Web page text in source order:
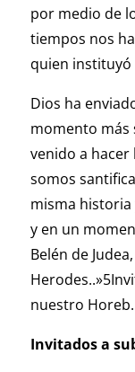
por medio de
tiempos nos
quien
Dios ha
momento más
venido a hacer
somos
misma historia
y en un
Belén de
nuestro Horeb.
Invitados a